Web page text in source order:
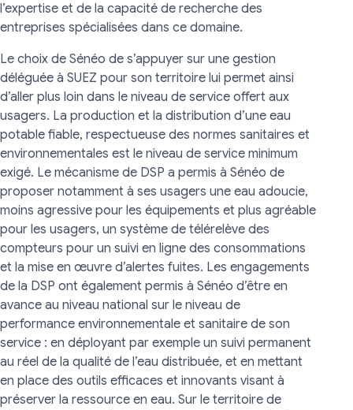
l’expertise et de la capacité de recherche des
entreprises spécialisées dans ce domaine.
Le choix de Sénéo de s’appuyer sur une gestion
déléguée à SUEZ pour son territoire lui permet ainsi
d’aller plus loin dans le niveau de service offert aux
usagers. La production et la distribution d’une eau
potable fiable, respectueuse des normes sanitaires et
environnementales est le niveau de service minimum
exigé. Le mécanisme de DSP a permis à Sénéo de
proposer notamment à ses usagers une eau adoucie,
moins agressive pour les équipements et plus agréable
pour les usagers, un système de télérelève des
compteurs pour un suivi en ligne des consommations
et la mise en œuvre d’alertes fuites. Les engagements
de la DSP ont également permis à Sénéo d’être en
avance au niveau national sur le niveau de
performance environnementale et sanitaire de son
service : en déployant par exemple un suivi permanent
au réel de la qualité de l’eau distribuée, et en mettant
en place des outils efficaces et innovants visant à
préserver la ressource en eau. Sur le territoire de